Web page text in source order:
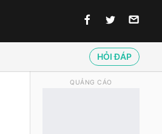
HỎI ĐÁP
QUẢNG CÁO